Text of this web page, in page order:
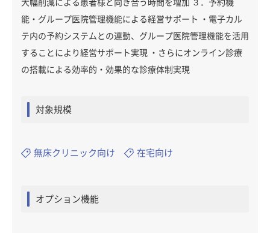
大幅削減による患者様と向き合う時間を増加 ３．予約機
能・グループ医院管理機能による経営サポート ・電子カル
テ内の予約システムとの連動、グループ医院管理機能を活用
することにより経営サポート実現 ・さらにオンライン診療
の搭載による効率的・効果的な診療体制実現
対象規模
無床クリニック向け 在宅向け
オプション機能